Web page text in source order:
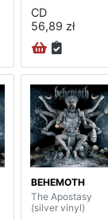
CD
56,89 zł
BEHEMOTH
The Apostasy
(silver vinyl)